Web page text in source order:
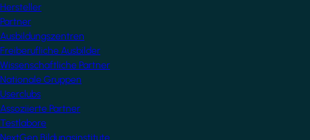
Hersteller
Partner
Ausbildungszentren
Freiberufliche Ausbilder
Wissenschaftliche Partner
Nationale Gruppen
Userclubs
Assoziierte Partner
Testlabore
NextGen Bildungsinstitute